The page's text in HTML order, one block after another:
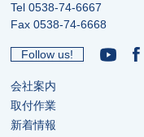
Tel0538-74-6667
Fax 0538-74-6668
Follow us!
会社案内
取付作業
新着情報